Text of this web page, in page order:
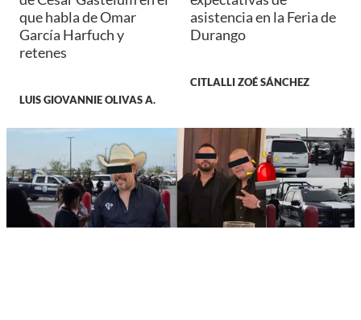
que habla de Omar
García Harfuch y
retenes
LUIS GIOVANNIE OLIVAS A.
asistencia en la Feria de
Durango
CITLALLI ZOÉ SÁNCHEZ